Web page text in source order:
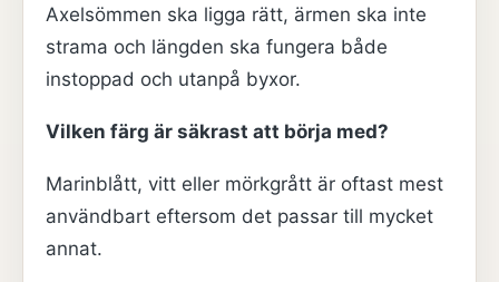
Axelsömmen ska ligga rätt, ärmen ska inte
strama och längden ska fungera både
instoppad och utanpå byxor.
Vilken färg är säkrast att börja med?
Marinblått, vitt eller mörkgrått är oftast mest
användbart eftersom det passar till mycket
annat.